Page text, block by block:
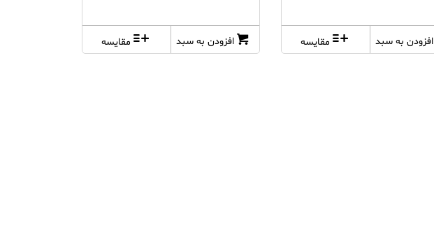
افزودن به سبد مقایسه افزودن به سبد مقایسه